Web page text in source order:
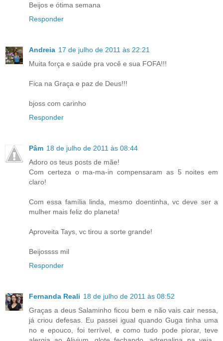
Beijos e ótima semana
Responder
Andreia 17 de julho de 2011 às 22:21
Muita força e saúde pra você e sua FOFA!!!
Fica na Graça e paz de Deus!!!
bjoss com carinho
Responder
Pâm 18 de julho de 2011 às 08:44
Adoro os teus posts de mãe!
Com certeza o ma-ma-in compensaram as 5 noites em
claro!
Com essa família linda, mesmo doentinha, vc deve ser a
mulher mais feliz do planeta!
Aproveita Tays, vc tirou a sorte grande!
Beijossss mil
Responder
Fernanda Reali 18 de julho de 2011 às 08:52
Graças a deus Salaminho ficou bem e não vais cair nessa,
já criou defesas. Eu passei igual quando Guga tinha uma
no e epouco, foi terrível, e como tudo pode piorar, teve